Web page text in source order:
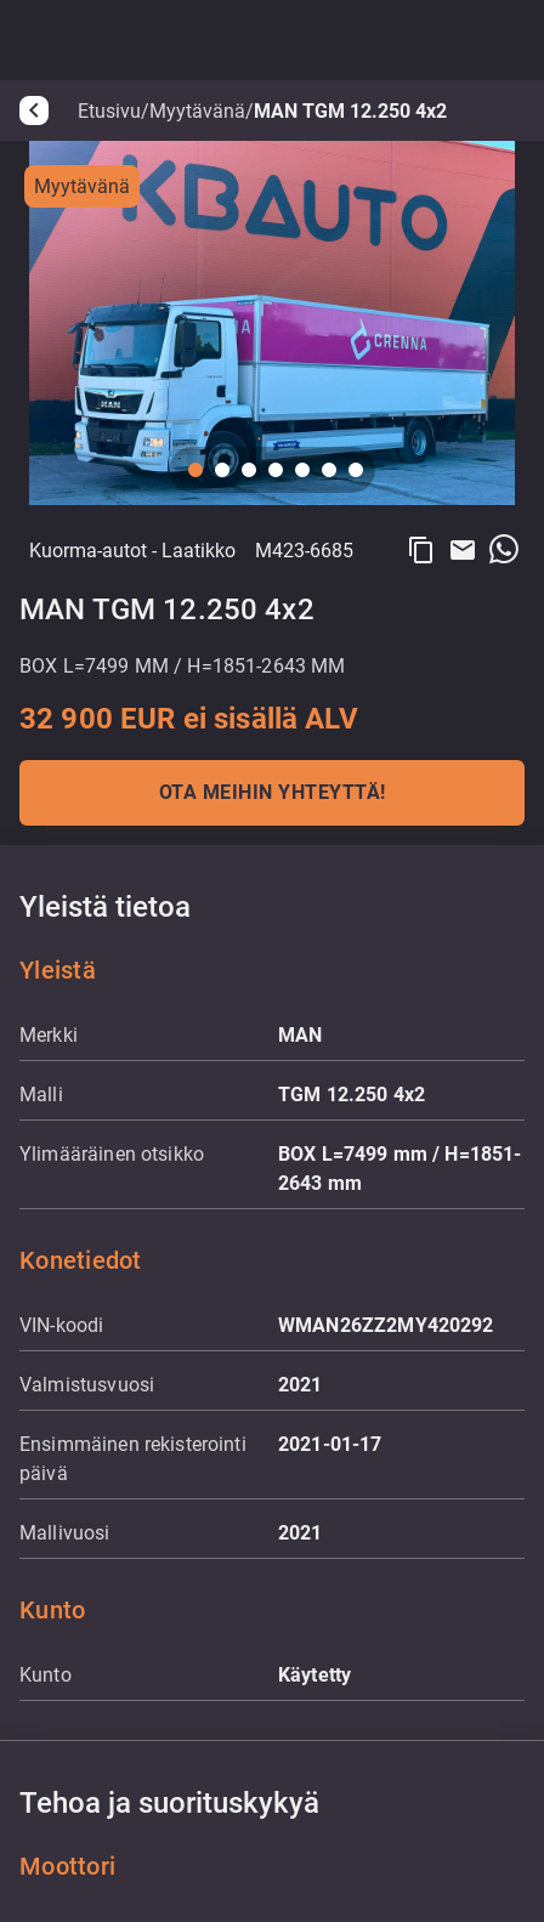
arrow_back_ios Etusivu/Myytävänä/MAN TGM 12.250 4x2
Myytävänä
Kuorma-autot - Laatikko M423-6685 content_copy email
MAN TGM 12.250 4x2
BOX L=7499 MM / H=1851-2643 MM
32 900 EUR ei sisällä ALV
OTA MEIHIN YHTEYTTÄ!
Yleistä tietoa
Yleistä
Merkki MAN
Malli TGM 12.250 4x2
Ylimääräinen otsikko
BOX L=7499 mm / H=1851-
2643 mm
Konetiedot
VIN-koodi WMAN26ZZ2MY420292
Valmistusvuosi 2021
Ensimmäinen rekisterointi
päivä
2021-01-17
Mallivuosi 2021
Kunto
Kunto Käytetty
Tehoa ja suorituskykyä
Moottori